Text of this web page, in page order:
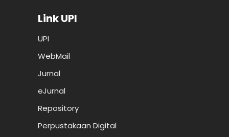
Link UPI
UPI
WebMail
Jurnal
eJurnal
Repository
Perpustakaan Digital